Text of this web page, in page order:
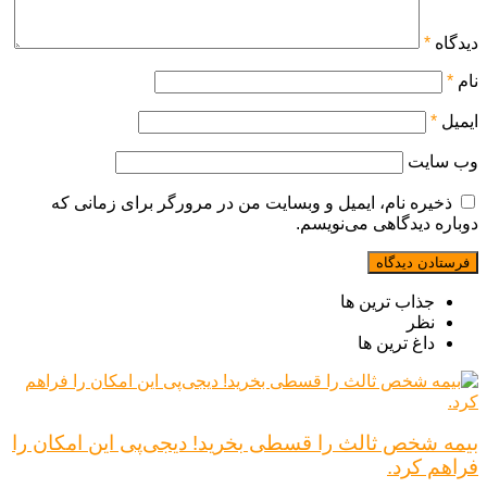
دیدگاه *
نام *
ایمیل *
وب‌ سایت
ذخیره نام، ایمیل و وبسایت من در مرورگر برای زمانی که
دوباره دیدگاهی می‌نویسم.
جذاب ترین ها
نظر
داغ ترین ها
بیمه شخص ثالث را قسطی بخرید! دیجی‌پی این امکان را
فراهم کرد.